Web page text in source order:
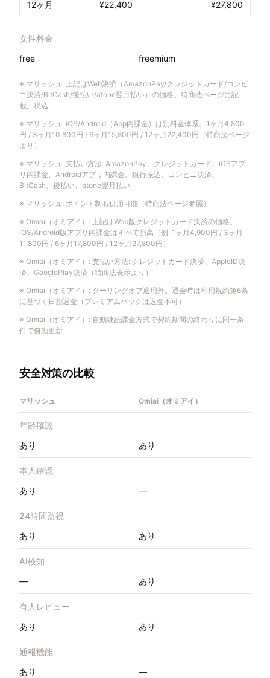
12ヶ月 ¥22,400 ¥27,800
女性料金
free
freemium
※ マリッシュ : 上記はWeb決済（AmazonPay/クレジットカード/コンビ
ニ決済/BitCash/後払い/atone翌月払い）の価格。特商法ページに記
載。税込
※ マリッシュ : iOS/Android（App内課金）は別料金体系。1ヶ月4,800
円 / 3ヶ月10,800円 / 6ヶ月15,800円 / 12ヶ月22,400円（特商法ページ
より）
※ マリッシュ : 支払い方法: AmazonPay、クレジットカード、iOSアプ
リ内課金、Androidアプリ内課金、銀行振込、コンビニ決済、
BitCash、後払い、atone翌月払い
※ マリッシュ : ポイント制も併用可能（特商法ページ参照）
※ Omiai（オミアイ） : 上記はWeb版クレジットカード決済の価格。
iOS/Android版アプリ内課金はすべて割高（例: 1ヶ月4,900円 / 3ヶ月
11,800円 / 6ヶ月17,800円 / 12ヶ月27,800円）
※ Omiai（オミアイ） : 支払い方法: クレジットカード決済、AppleID決
済、GooglePlay決済（特商法表示より）
※ Omiai（オミアイ） : クーリングオフ適用外。退会時は利用規約第6条
に基づく日割返金（プレミアムパックは返金不可）
※ Omiai（オミアイ） : 自動継続課金方式で契約期間の終わりに同一条
件で自動更新
安全対策の比較
マリッシュ Omiai（オミアイ）
年齢確認
あり
あり
本人確認
あり
—
24時間監視
あり
あり
AI検知
—
あり
有人レビュー
あり
あり
通報機能
あり
—